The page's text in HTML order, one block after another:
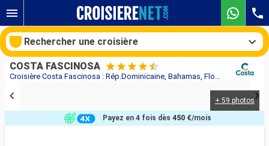
Croisière Costa Fascinosa : Rép.Dominicaine, Bahamas, Floride (USA), États-Unis, Açores, Portugal, Espagne, France, Italie au départ de La Romana
COSTA FASCINOSA
+ 59 photos
Payez en 4 fois dès 450 €/mois
Rechercher une croisière